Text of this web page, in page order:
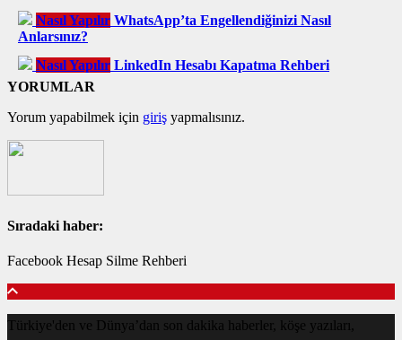
Nasıl Yapılır WhatsApp’ta Engellendiğinizi Nasıl
Anlarsınız?
Nasıl Yapılır LinkedIn Hesabı Kapatma Rehberi
YORUMLAR
Yorum yapabilmek için giriş yapmalısınız.
Sıradaki haber:
Facebook Hesap Silme Rehberi
Türkiye'den ve Dünya’dan son dakika haberler, köşe yazıları,